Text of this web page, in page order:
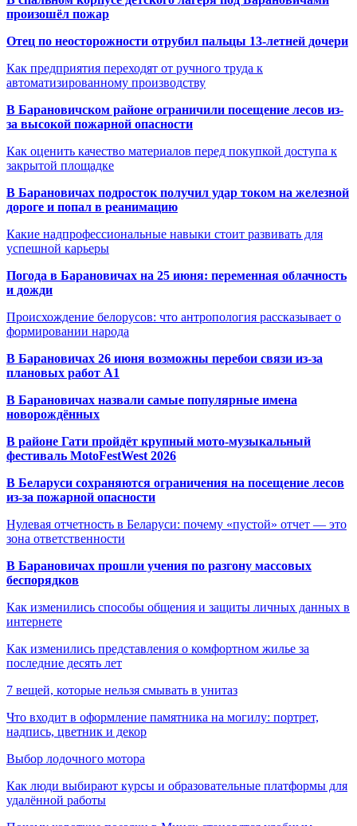
произошёл пожар
Отец по неосторожности отрубил пальцы 13-летней дочери
Как предприятия переходят от ручного труда к
автоматизированному производству
В Барановичском районе ограничили посещение лесов из-
за высокой пожарной опасности
Как оценить качество материалов перед покупкой доступа к
закрытой площадке
В Барановичах подросток получил удар током на железной
дороге и попал в реанимацию
Какие надпрофессиональные навыки стоит развивать для
успешной карьеры
Погода в Барановичах на 25 июня: переменная облачность
и дожди
Происхождение белорусов: что антропология рассказывает о
формировании народа
В Барановичах 26 июня возможны перебои связи из-за
плановых работ A1
В Барановичах назвали самые популярные имена
новорождённых
В районе Гати пройдёт крупный мото-музыкальный
фестиваль MotoFestWest 2026
В Беларуси сохраняются ограничения на посещение лесов
из-за пожарной опасности
Нулевая отчетность в Беларуси: почему «пустой» отчет — это
зона ответственности
В Барановичах прошли учения по разгону массовых
беспорядков
Как изменились способы общения и защиты личных данных в
интернете
Как изменились представления о комфортном жилье за
последние десять лет
7 вещей, которые нельзя смывать в унитаз
Что входит в оформление памятника на могилу: портрет,
надпись, цветник и декор
Выбор лодочного мотора
Как люди выбирают курсы и образовательные платформы для
удалённой работы